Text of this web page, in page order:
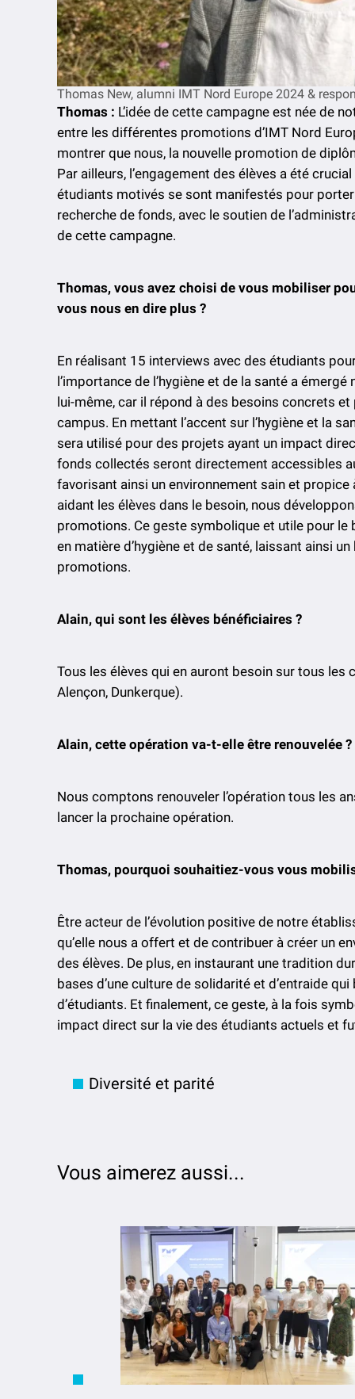
Thomas New, alumni IMT Nord Europe 2024 &
Thomas : L’idée de cette campagne est née de
entre les différentes promotions d’IMT Nord
montrer que nous, la nouvelle promotion de
Par ailleurs, l’engagement des élèves a été
étudiants motivés se sont manifestés pour
recherche de fonds, avec le soutien de
de cette campagne.
Thomas, vous avez choisi de vous mobiliser
vous nous en dire plus ?
En réalisant 15 interviews avec des étudiants
l’importance de l’hygiène et de la santé a
lui-même, car il répond à des besoins concrets
campus. En mettant l’accent sur l’hygiène et la
sera utilisé pour des projets ayant un impact
fonds collectés seront directement accessibles
favorisant ainsi un environnement sain et
aidant les élèves dans le besoin, nous
promotions. Ce geste symbolique et utile pour
en matière d’hygiène et de santé, laissant ainsi
promotions.
Alain, qui sont les élèves bénéficiaires ?
Tous les élèves qui en auront besoin sur tous les
Alençon, Dunkerque).
Alain, cette opération va-t-elle être renouvelée ?
Nous comptons renouveler l’opération tous les
lancer la prochaine opération.
Thomas, pourquoi souhaitiez-vous vous
Être acteur de l’évolution positive de notre
qu’elle nous a offert et de contribuer à créer un
des élèves. De plus, en instaurant une tradition
bases d’une culture de solidarité et d’entraide
d’étudiants. Et finalement, ce geste, à la fois
impact direct sur la vie des étudiants actuels et
Diversité et parité
Vous aimerez aussi...